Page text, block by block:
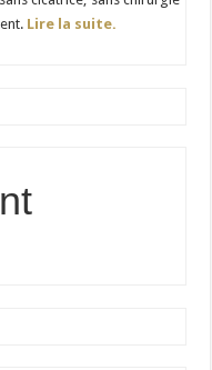
Lire la suite.